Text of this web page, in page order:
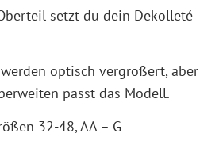
setzt du dein Dekolleté
optisch vergrößert, aber
passt das Modell.
32-48, AA – G